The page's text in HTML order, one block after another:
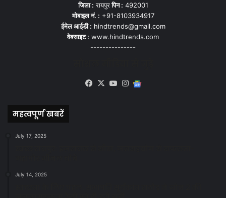
जिला : रायपुरपिन : 492001
मोबाइल नं. : +91-8103934917
ईमेल आईडी : hindtrends@gmail.com
वेबसाइट : www.hindtrends.com
---------------
Facebook
X YouTubeInstagram
महत्वपूर्ण खबरें
July 17, 2025
July 14, 2025